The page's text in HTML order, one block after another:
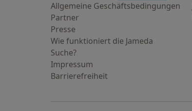
Allgemeine Geschäftsbedingungen
Partner
Presse
Wie funktioniert die Jameda
Suche?
Impressum
Barrierefreiheit